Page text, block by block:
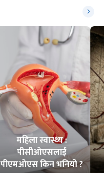
महिला स्वास्थ्य :
पीसीओएसलाई
पीएमओएस किन भनियो ?